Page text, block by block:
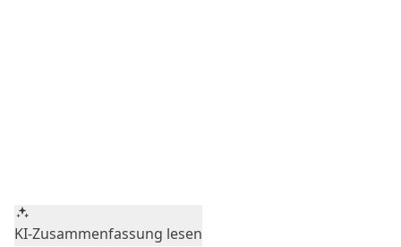
KI-Zusammenfassung lesen